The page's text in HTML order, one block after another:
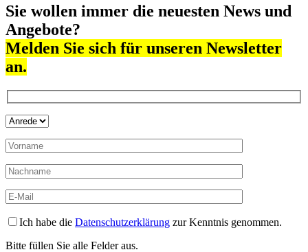
Sie wollen immer die neuesten News und
Angebote?
Melden Sie sich für unseren Newsletter
an.
Ich habe die Datenschutzerklärung zur Kenntnis genommen.
Bitte füllen Sie alle Felder aus.